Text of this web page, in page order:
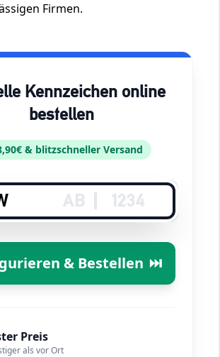
Firmen.
Kennzeichen online
bestellen
& blitzschneller Versand
& Bestellen ⏭️
Preis
als vor Ort